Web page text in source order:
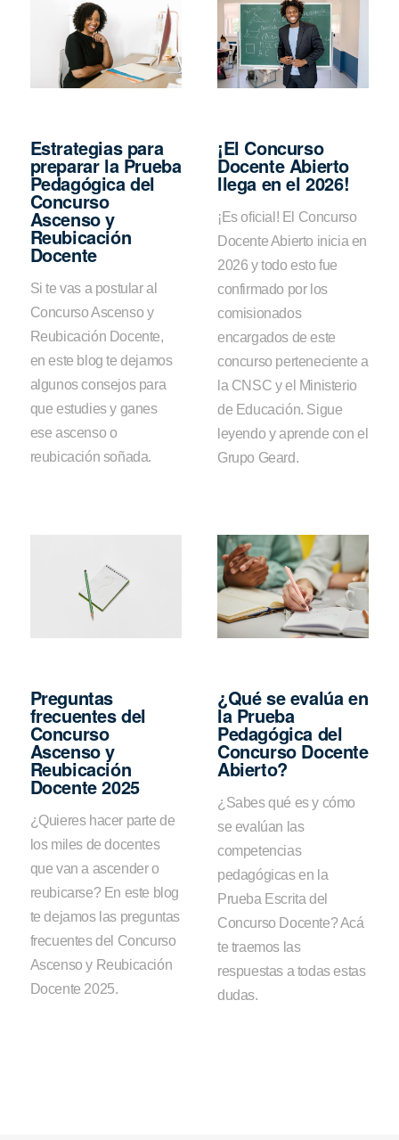
Estrategias para
preparar la Prueba
Pedagógica del
Concurso
Ascenso y
Reubicación
Docente
Si te vas a postular al
Concurso Ascenso y
Reubicación Docente,
en este blog te dejamos
algunos consejos para
que estudies y ganes
ese ascenso o
reubicación soñada.
¡El Concurso
Docente Abierto
llega en el 2026!
¡Es oficial! El Concurso
Docente Abierto inicia en
2026 y todo esto fue
confirmado por los
comisionados
encargados de este
concurso perteneciente a
la CNSC y el Ministerio
de Educación. Sigue
leyendo y aprende con el
Grupo Geard.
Preguntas
frecuentes del
Concurso
Ascenso y
Reubicación
Docente 2025
¿Quieres hacer parte de
los miles de docentes
que van a ascender o
reubicarse? En este blog
te dejamos las preguntas
frecuentes del Concurso
Ascenso y Reubicación
Docente 2025.
¿Qué se evalúa en
la Prueba
Pedagógica del
Concurso Docente
Abierto?
¿Sabes qué es y cómo
se evalúan las
competencias
pedagógicas en la
Prueba Escrita del
Concurso Docente? Acá
te traemos las
respuestas a todas estas
dudas.